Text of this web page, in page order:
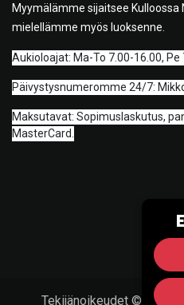
Myymälämme sijaitsee
mielellämme myös luoksenne.
Aukioloajat: Ma-To 7.00-16.00, Pe
Päivystysnumeromme 24/7:
Maksutavat: Sopimuslaskutus,
MasterCard.
Tekijänoikeudet ©